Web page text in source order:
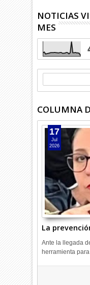
NOTICIAS
MES
COLUMNA
La
17
Jul
2026
Ante la llegada
herramienta